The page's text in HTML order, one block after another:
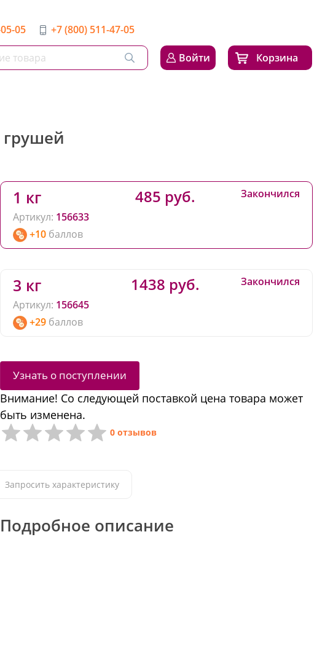
05 +7 (800) 511-47-05
Войти Корзина
1 кг
Артикул: 156633
+10 баллов
485 руб. Закончился
3 кг
Артикул: 156645
+29 баллов
1438 руб. Закончился
Узнать о поступлении
Внимание! Со следующей поставкой цена товара может
быть изменена.
0 отзывов
Запросить характеристику
Подробное описание